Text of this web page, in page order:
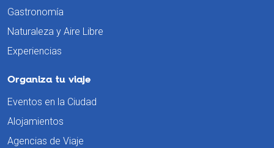
Gastronomía
Naturaleza y Aire Libre
Experiencias
Organiza tu viaje
Eventos en la Ciudad
Alojamientos
Agencias de Viaje